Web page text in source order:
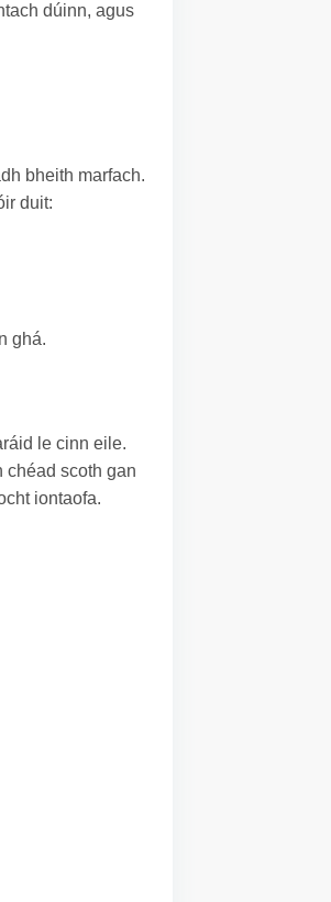
dúinn, agus
bheith marfach.
duit:
ghá.
le cinn eile.
chéad scoth gan
iontaofa.